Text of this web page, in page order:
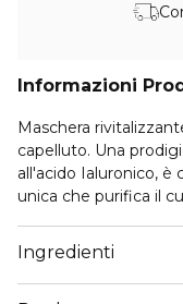
Informazioni
Maschera
capelluto. Una
all'acido Ialuronico,
unica che purifica il
apparentemente non
Ingredienti